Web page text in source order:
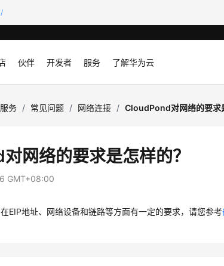
伙伴 开发者 服务 了解华为云
务 / 常见问题 / 网络连接 / CloudPond对网络的要求
对网络的要求是怎样的？
GMT+08:00
在EIP地址、网络设备和链路等方面有一定的要求，请您参考